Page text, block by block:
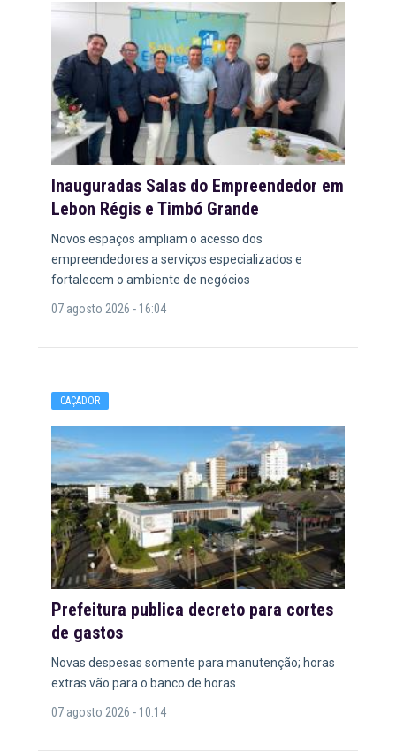
Inauguradas Salas do Empreendedor em
Lebon Régis e Timbó Grande
Novos espaços ampliam o acesso dos
empreendedores a serviços especializados e
fortalecem o ambiente de negócios
07 agosto 2026 - 16:04
CAÇADOR
Prefeitura publica decreto para cortes
de gastos
Novas despesas somente para manutenção; horas
extras vão para o banco de horas
07 agosto 2026 - 10:14